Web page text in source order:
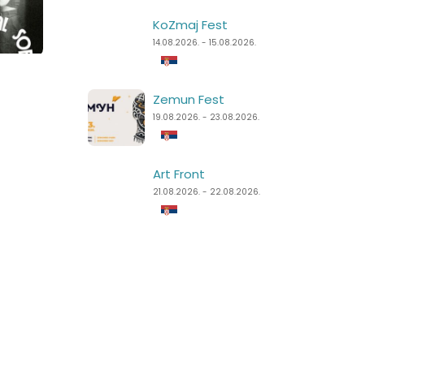
KoZmaj Fest
14.08.2026. - 15.08.2026.
Zemun Fest
19.08.2026. - 23.08.2026.
Art Front
21.08.2026. - 22.08.2026.
Špancirfest
21.08.2026. - 30.08.2026.
Sea Dance Festival
24.08.2026. - 27.08.2026.
Dimensions Festival
27.08.2026. - 31.08.2026.